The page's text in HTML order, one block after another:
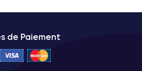
de Paiement